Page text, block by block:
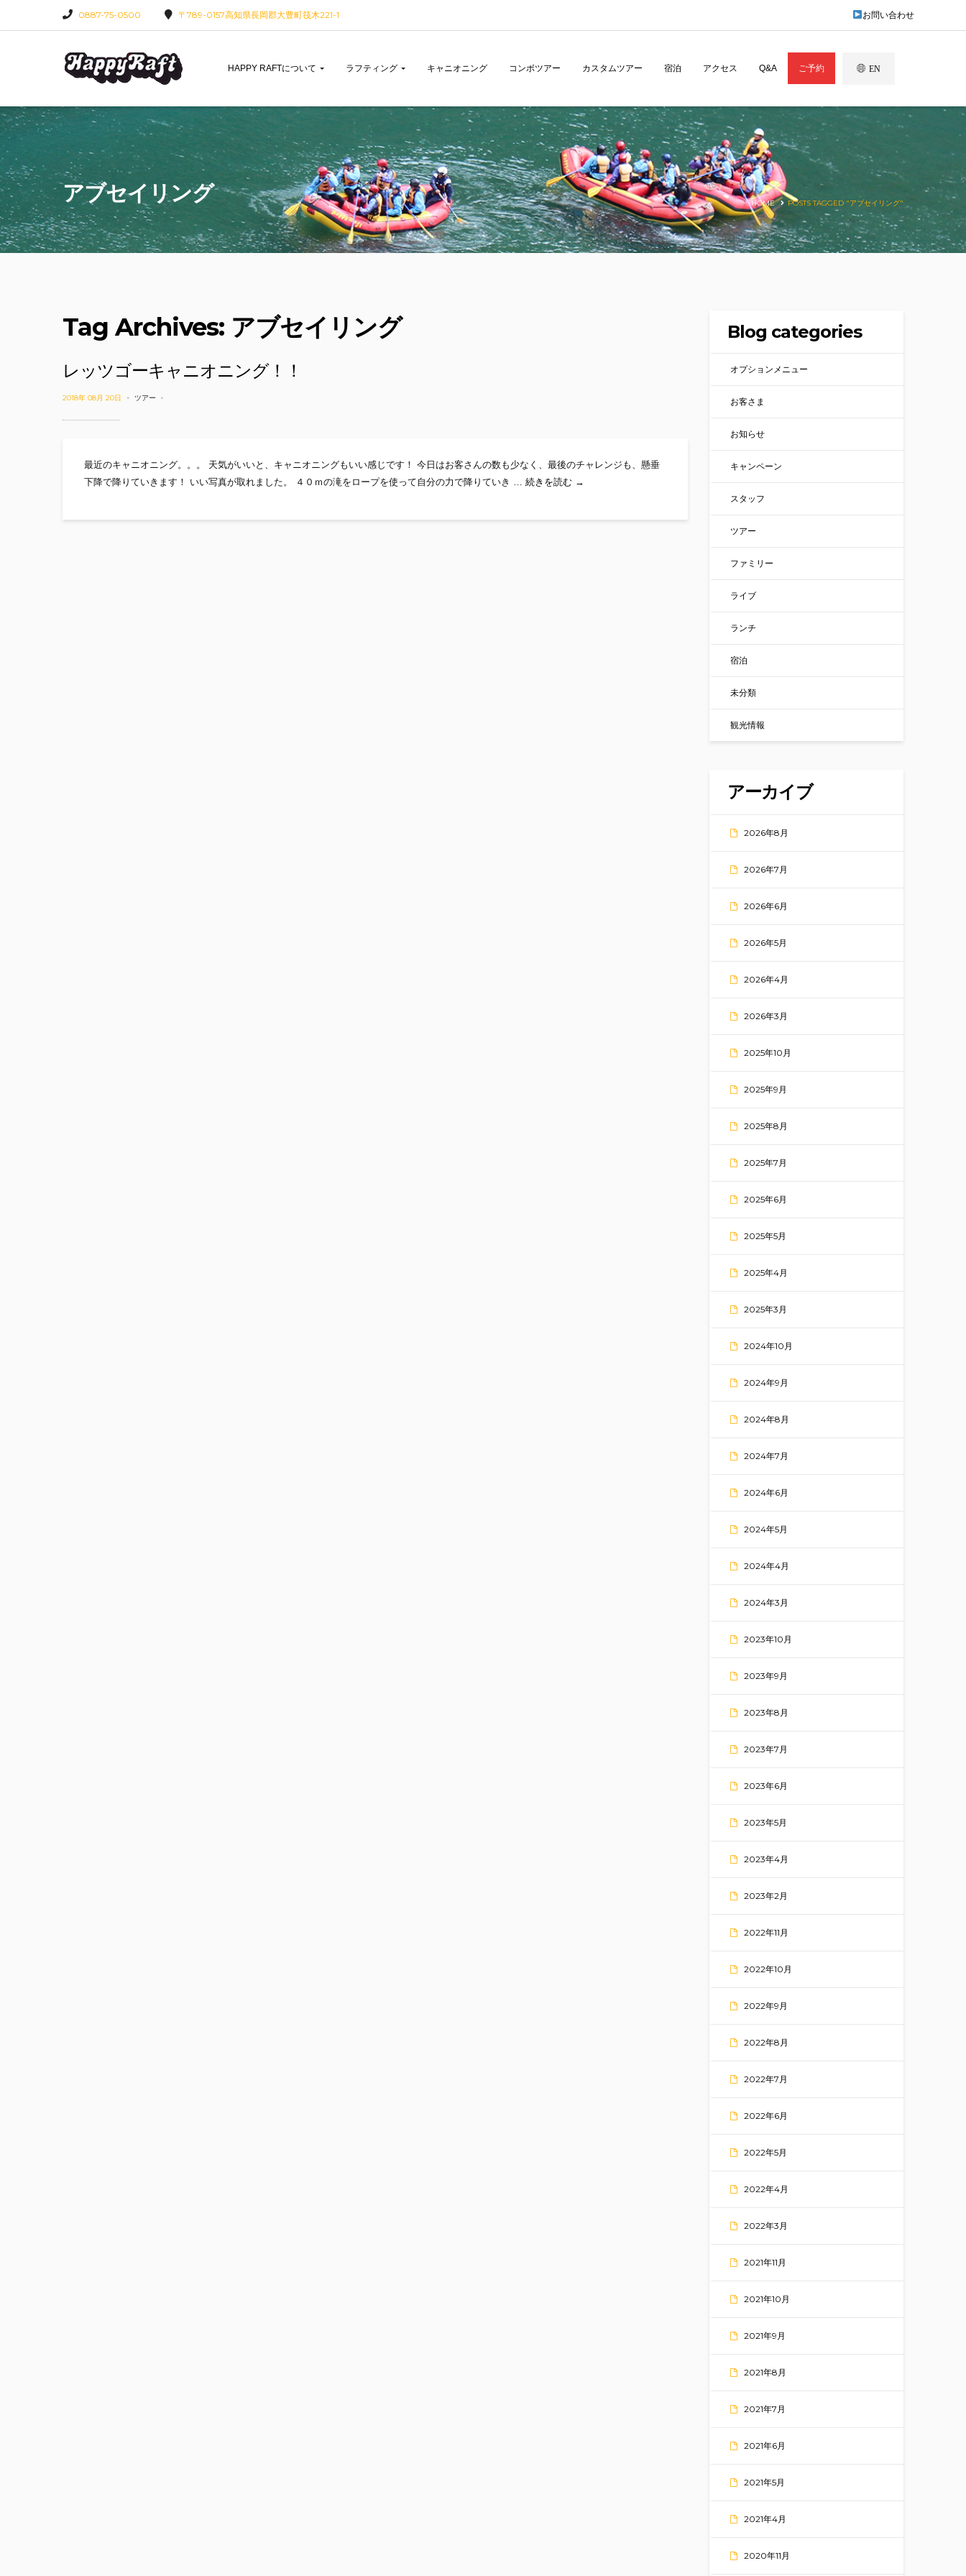
0887-75-0500 〒789-0157高知県長岡郡大豊町筏木221-1 お問い合わせ
HAPPY RAFTについて ラフティング キャニオニング コンボツアー カスタムツアー 宿泊 アクセス Q&A ご予約 EN
アブセイリング HOME POSTS TAGGED "アブセイリング"
Blog categories
オプションメニュー
お客さま
お知らせ
キャンペーン
スタッフ
ツアー
ファミリー
ライブ
ランチ
宿泊
未分類
観光情報
アーカイブ
2026年8月
2026年7月
2026年6月
2026年5月
2026年4月
2026年3月
2025年10月
2025年9月
2025年8月
2025年7月
2025年6月
2025年5月
2025年4月
2025年3月
2024年10月
2024年9月
2024年8月
2024年7月
2024年6月
2024年5月
2024年4月
2024年3月
2023年10月
2023年9月
2023年8月
2023年7月
2023年6月
2023年5月
2023年4月
2023年2月
2022年11月
2022年10月
2022年9月
2022年8月
2022年7月
2022年6月
2022年5月
2022年4月
2022年3月
2021年11月
2021年10月
2021年9月
2021年8月
2021年7月
2021年6月
2021年5月
2021年4月
2020年11月
Tag Archives: アブセイリング
レッツゴーキャニオニング！！
2018年 08月 20日 ツアー
最近のキャニオニング。。。 天気がいいと、キャニオニングもいい感じです！ 今日はお客さんの数も少なく、最後のチャレンジも、懸垂
下降で降りていきます！ いい写真が取れました。 ４０ｍの滝をロープを使って自分の力で降りていき … 続きを読む レッツゴーキャニオニング！！
→